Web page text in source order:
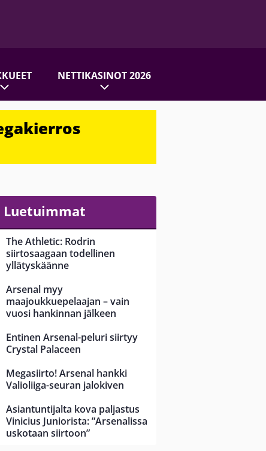
NETTIKASINOT 2026
Luetuimmat
The Athletic: Rodrin
siirtosaagaan todellinen
yllätyskäänne
Arsenal myy
maajoukkuepelaajan – vain
vuosi hankinnan jälkeen
Entinen Arsenal-peluri siirtyy
Crystal Palaceen
Megasiirto! Arsenal hankki
Valioliiga-seuran jalokiven
Asiantuntijalta kova paljastus
Vinicius Juniorista: ”Arsenalissa
uskotaan siirtoon”